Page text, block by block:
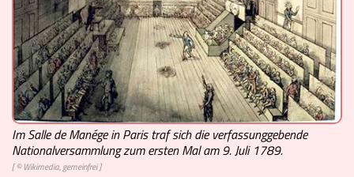
Im Salle de Manége in Paris traf sich die verfassunggebende
Nationalversammlung zum ersten Mal am 9. Juli 1789.
[ © Wikimedia, gemeinfrei ]